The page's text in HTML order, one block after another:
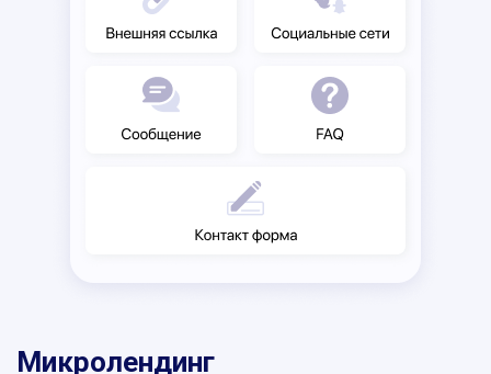
Микролендинг